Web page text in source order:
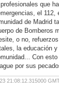
que
el
de Madrid
de Bomberos
o no,
la educación
Con
por sus
21:08:12.315000